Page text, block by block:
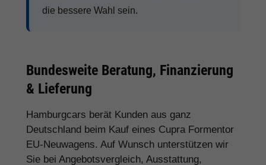
die bessere Wahl sein.
Bundesweite Beratung, Finanzierung
& Lieferung
Hamburgcars berät Kunden aus ganz
Deutschland beim Kauf eines Cupra Formentor
EU-Neuwagens. Auf Wunsch unterstützen wir
Sie bei Angebotsvergleich, Ausstattung,